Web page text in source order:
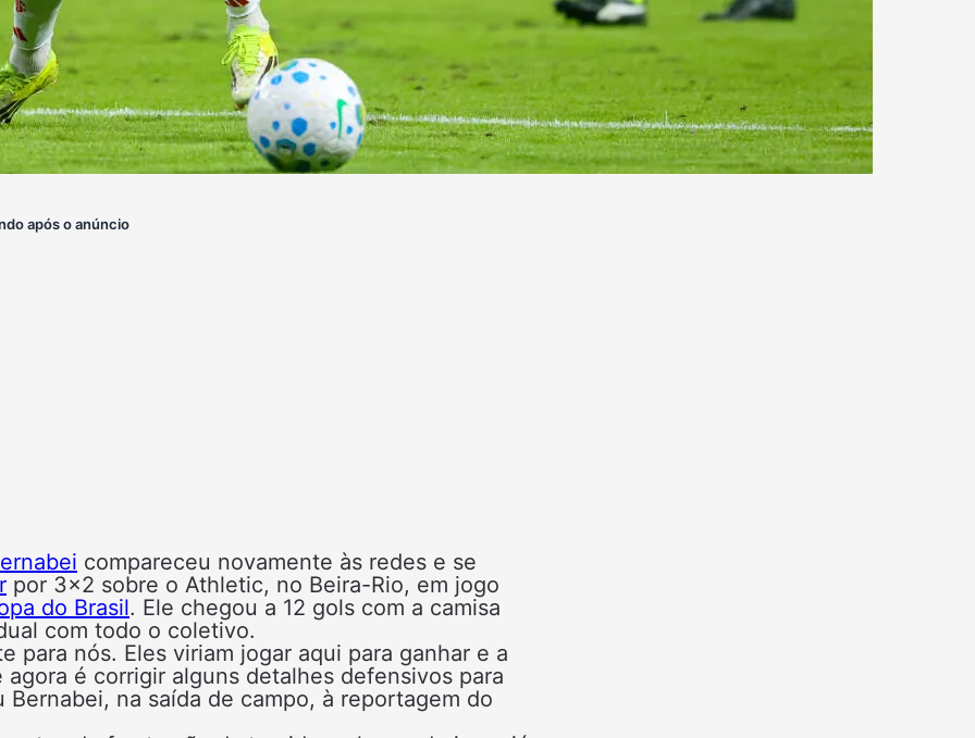
após o anúncio
compareceu novamente às redes e se
por 3×2 sobre o Athletic, no Beira-Rio, em jogo
do Brasil. Ele chegou a 12 gols com a camisa
com todo o coletivo.
para nós. Eles viriam jogar aqui para ganhar e a
é corrigir alguns detalhes defensivos para
na saída de campo, à reportagem do